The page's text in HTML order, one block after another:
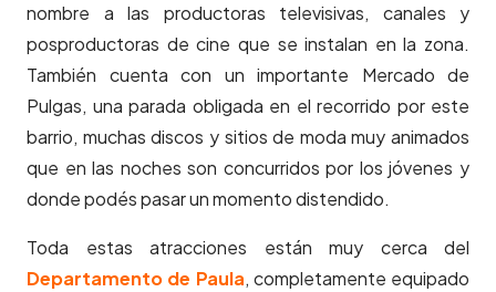
nombre a las productoras televisivas, canales y
posproductoras de cine que se instalan en la zona.
También cuenta con un importante Mercado de
Pulgas, una parada obligada en el recorrido por este
barrio, muchas discos y sitios de moda muy animados
que en las noches son concurridos por los jóvenes y
donde podés pasar un momento distendido.
Toda estas atracciones están muy cerca del
Departamento de Paula, completamente equipado